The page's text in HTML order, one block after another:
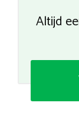
Altijd